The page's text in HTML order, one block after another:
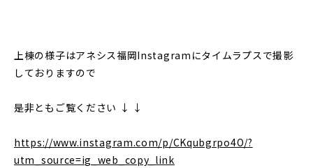
上棟の様子はアネシス福岡Instagramにタイムラプスで撮影
しておりますので
是非ともご覧ください ↓ ↓
https://www.instagram.com/p/CKqubgrpo4O/?
utm_source=ig_web_copy_link